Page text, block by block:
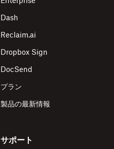
Dash
Reclaim.ai
Dropbox Sign
DocSend
プラン
製品の最新情報
サポート